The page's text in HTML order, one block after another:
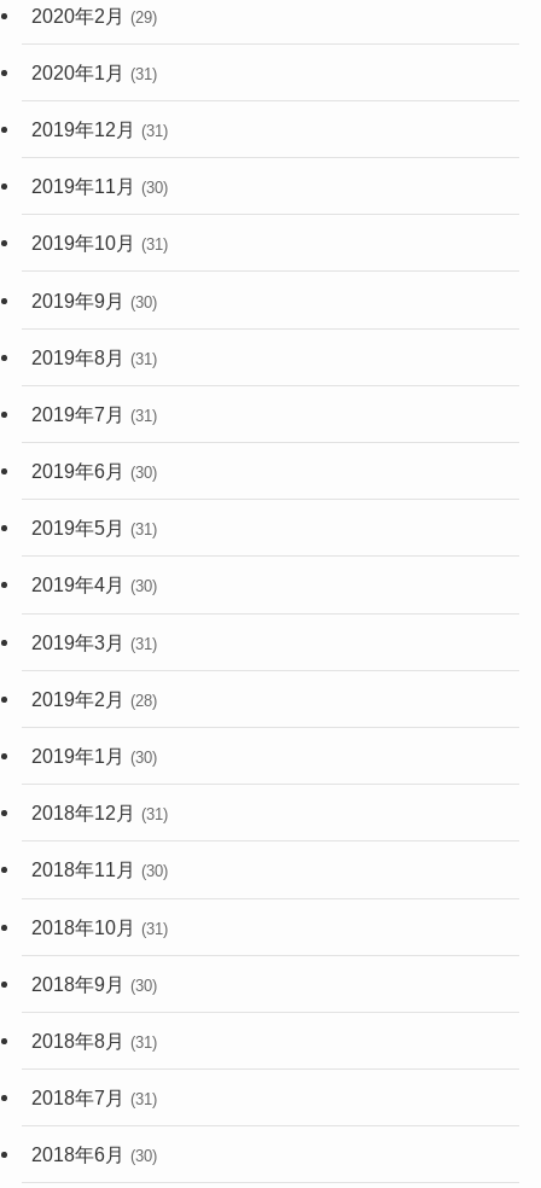
2020年2月 (29)
2020年1月 (31)
2019年12月 (31)
2019年11月 (30)
2019年10月 (31)
2019年9月 (30)
2019年8月 (31)
2019年7月 (31)
2019年6月 (30)
2019年5月 (31)
2019年4月 (30)
2019年3月 (31)
2019年2月 (28)
2019年1月 (30)
2018年12月 (31)
2018年11月 (30)
2018年10月 (31)
2018年9月 (30)
2018年8月 (31)
2018年7月 (31)
2018年6月 (30)